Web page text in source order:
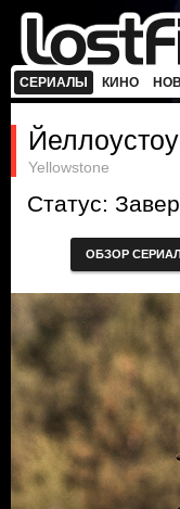
СЕРИАЛЫ КИНО
Yellowstone
Статус:
ОБЗОР